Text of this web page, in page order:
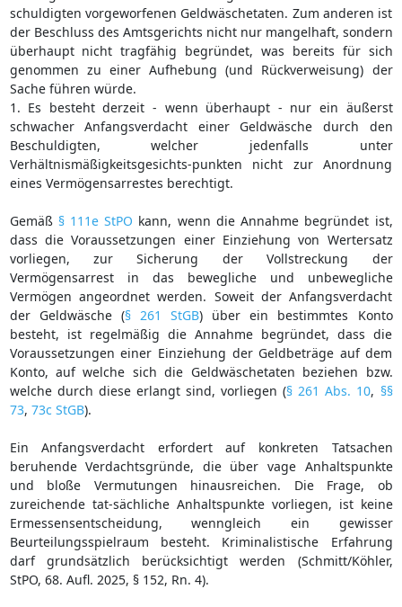
schuldigten vorgeworfenen Geldwäschetaten. Zum anderen ist
der Beschluss des Amtsgerichts nicht nur mangelhaft, sondern
überhaupt nicht tragfähig begründet, was bereits für sich
genommen zu einer Aufhebung (und Rückverweisung) der
Sache führen würde.
1. Es besteht derzeit - wenn überhaupt - nur ein äußerst
schwacher Anfangsverdacht einer Geldwäsche durch den
Beschuldigten, welcher jedenfalls unter
Verhältnismäßigkeitsgesichts-punkten nicht zur Anordnung
eines Vermögensarrestes berechtigt.
Gemäß § 111e StPO kann, wenn die Annahme begründet ist,
dass die Voraussetzungen einer Einziehung von Wertersatz
vorliegen, zur Sicherung der Vollstreckung der
Vermögensarrest in das bewegliche und unbewegliche
Vermögen angeordnet werden. Soweit der Anfangsverdacht
der Geldwäsche (§ 261 StGB) über ein bestimmtes Konto
besteht, ist regelmäßig die Annahme begründet, dass die
Voraussetzungen einer Einziehung der Geldbeträge auf dem
Konto, auf welche sich die Geldwäschetaten beziehen bzw.
welche durch diese erlangt sind, vorliegen (§ 261 Abs. 10, §§
73, 73c StGB).
Ein Anfangsverdacht erfordert auf konkreten Tatsachen
beruhende Verdachtsgründe, die über vage Anhaltspunkte
und bloße Vermutungen hinausreichen. Die Frage, ob
zureichende tat-sächliche Anhaltspunkte vorliegen, ist keine
Ermessensentscheidung, wenngleich ein gewisser
Beurteilungsspielraum besteht. Kriminalistische Erfahrung
darf grundsätzlich berücksichtigt werden (Schmitt/Köhler,
StPO, 68. Aufl. 2025, § 152, Rn. 4).